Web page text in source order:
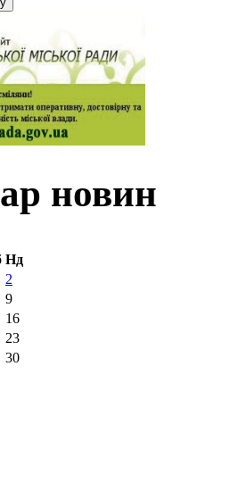
новин
Нд
2
9
16
23
30